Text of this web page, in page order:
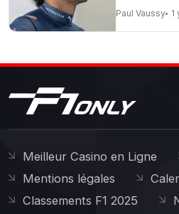
Paul Vaussy 1
Meilleur Casino en Ligne
Mentions légales
Classements F1 2025